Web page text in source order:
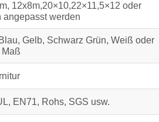
12x8m,20×10,22×11,5×12 oder
angepasst werden
Gelb, Schwarz Grün, Weiß oder
Maß
EN71, Rohs, SGS usw.